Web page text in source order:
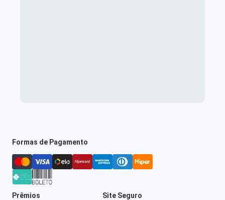
Formas de Pagamento
Prêmios Site Seguro